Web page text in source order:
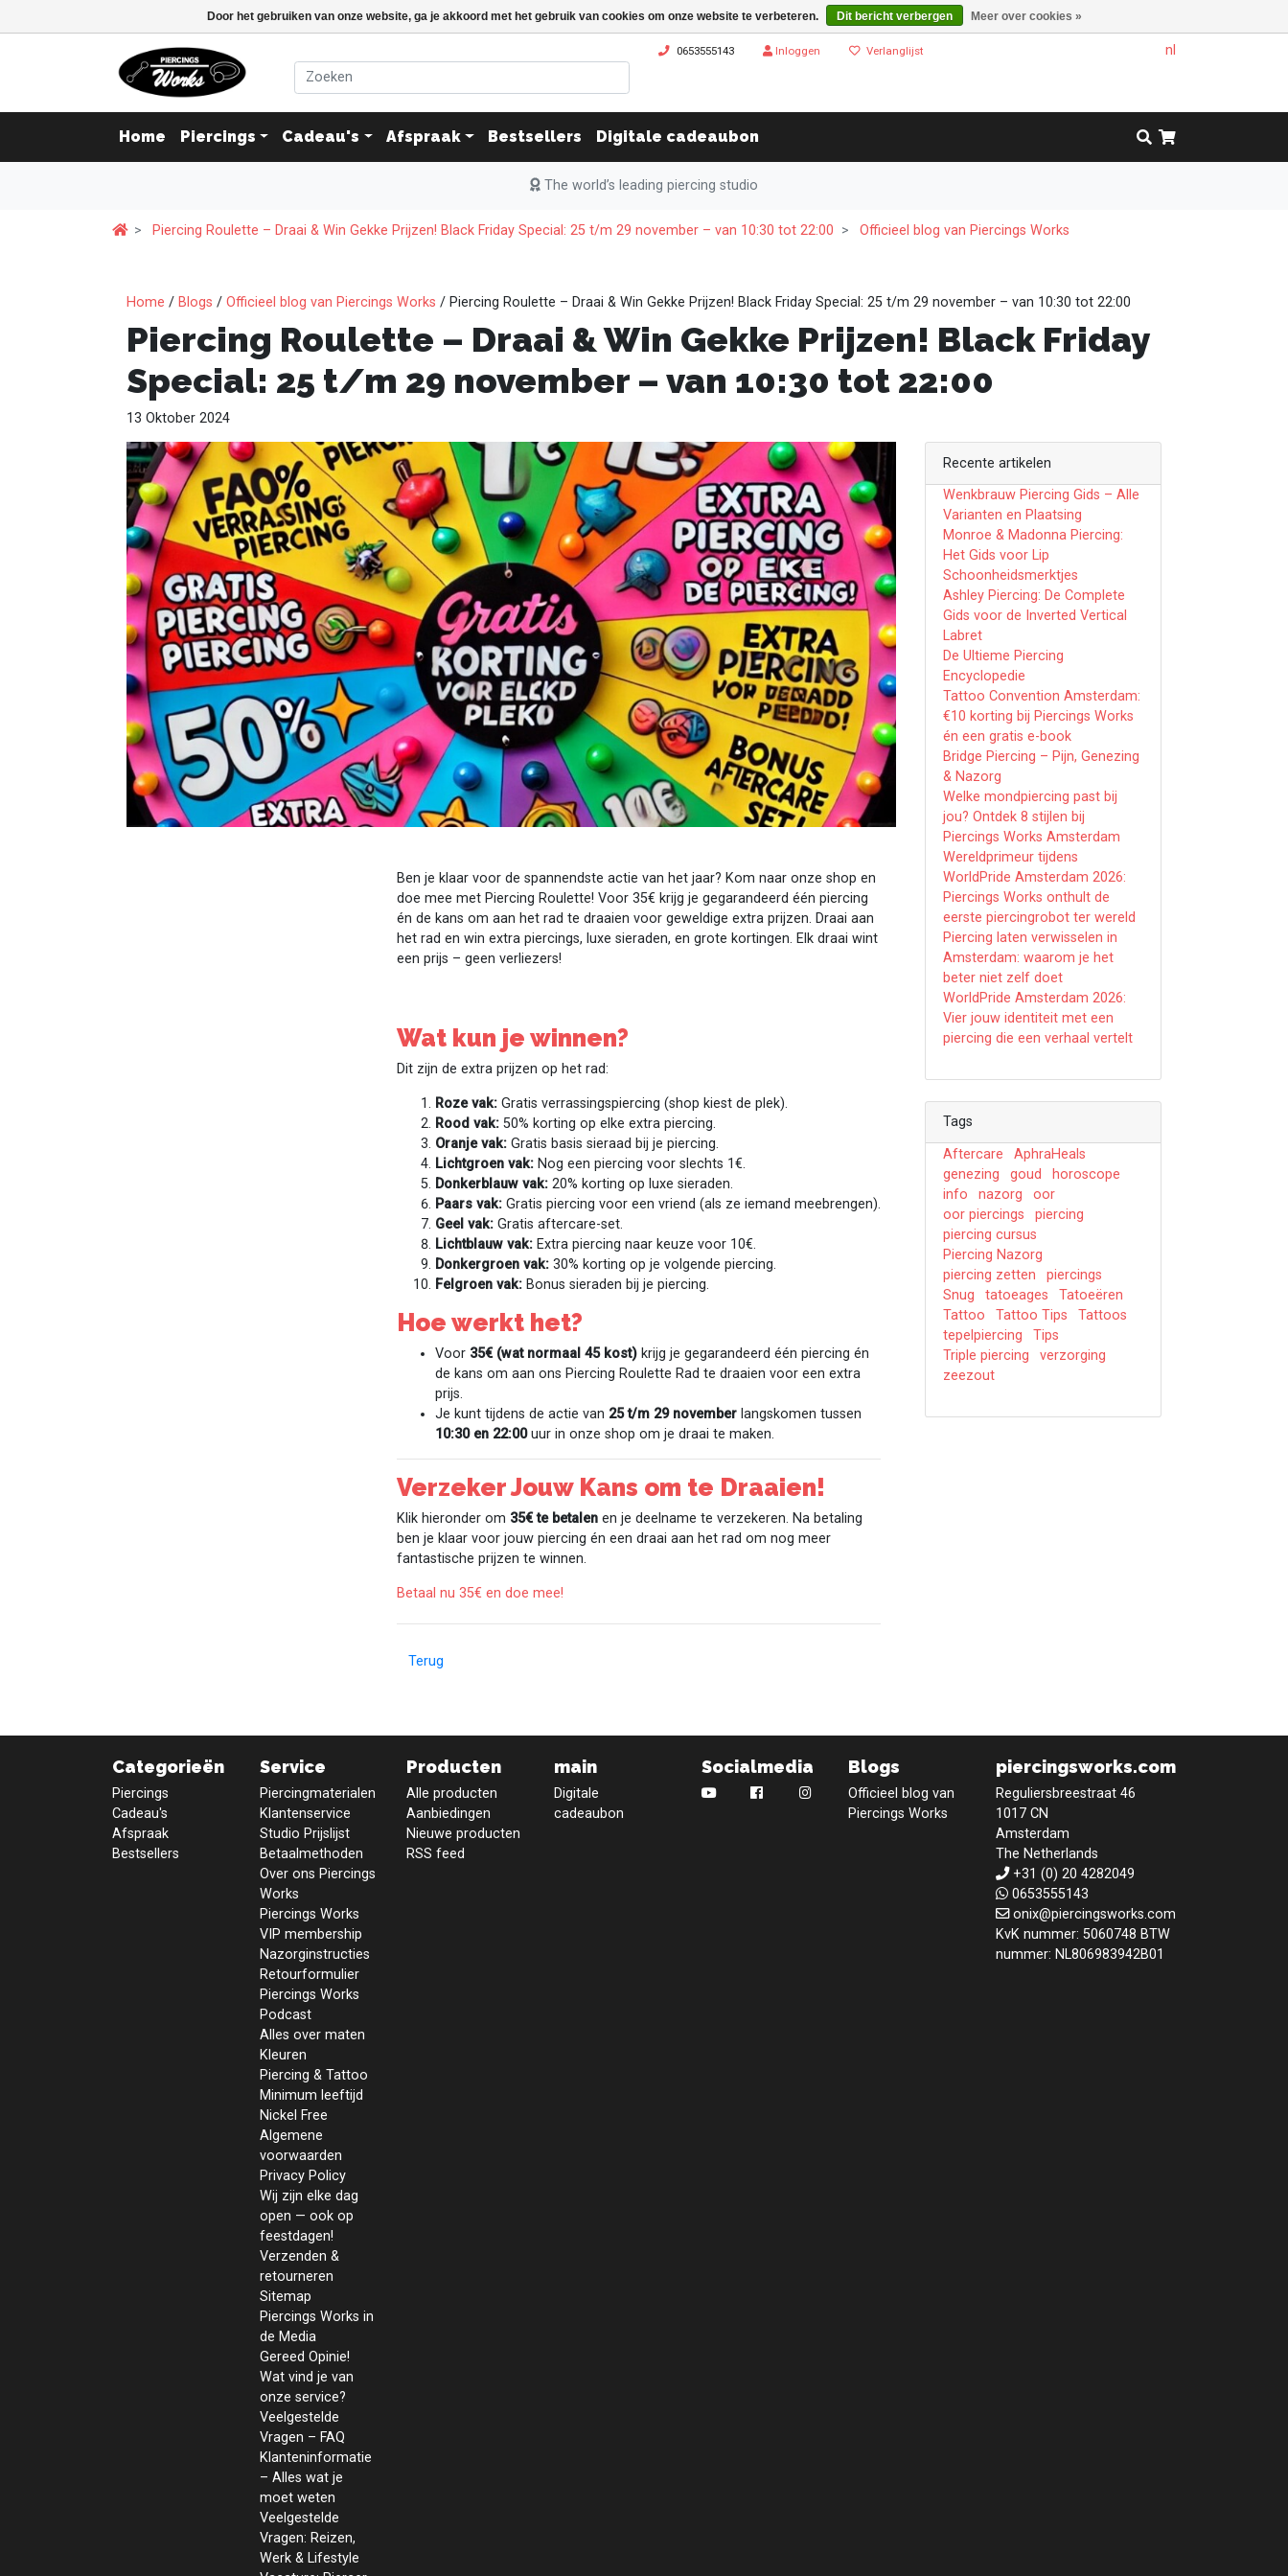
Door het gebruiken van onze website, ga je akkoord met het gebruik van cookies om onze website te verbeteren. Dit bericht verbergen Meer over cookies »
0653555143 Inloggen Verlanglijst nl
Home Piercings Cadeau's Afspraak Bestsellers Digitale cadeaubon
The world’s leading piercing studio
Piercing Roulette – Draai & Win Gekke Prijzen! Black Friday Special: 25 t/m 29 november – van 10:30 tot 22:00 Officieel blog van Piercings Works
Home / Blogs / Officieel blog van Piercings Works / Piercing Roulette – Draai & Win Gekke Prijzen! Black Friday Special: 25 t/m 29 november – van 10:30 tot 22:00
Piercing Roulette – Draai & Win Gekke Prijzen! Black Friday
Special: 25 t/m 29 november – van 10:30 tot 22:00
13 Oktober 2024
Ben je klaar voor de spannendste actie van het jaar? Kom naar onze shop en
doe mee met Piercing Roulette! Voor 35€ krijg je gegarandeerd één piercing
én de kans om aan het rad te draaien voor geweldige extra prijzen. Draai aan
het rad en win extra piercings, luxe sieraden, en grote kortingen. Elk draai wint
een prijs – geen verliezers!
Wat kun je winnen?
Dit zijn de extra prijzen op het rad:
Roze vak: Gratis verrassingspiercing (shop kiest de plek).
Rood vak: 50% korting op elke extra piercing.
Oranje vak: Gratis basis sieraad bij je piercing.
Lichtgroen vak: Nog een piercing voor slechts 1€.
Donkerblauw vak: 20% korting op luxe sieraden.
Paars vak: Gratis piercing voor een vriend (als ze iemand meebrengen).
Geel vak: Gratis aftercare-set.
Lichtblauw vak: Extra piercing naar keuze voor 10€.
Donkergroen vak: 30% korting op je volgende piercing.
Felgroen vak: Bonus sieraden bij je piercing.
Hoe werkt het?
Voor 35€ (wat normaal 45 kost) krijg je gegarandeerd één piercing én
de kans om aan ons Piercing Roulette Rad te draaien voor een extra
prijs.
Je kunt tijdens de actie van 25 t/m 29 november langskomen tussen
10:30 en 22:00uur in onze shop om je draai te maken.
Verzeker Jouw Kans om te Draaien!
Klik hieronder om 35€ te betalen en je deelname te verzekeren. Na betaling
ben je klaar voor jouw piercing én een draai aan het rad om nog meer
fantastische prijzen te winnen.
Betaal nu 35€ en doe mee!
Terug
Recente artikelen
Wenkbrauw Piercing Gids – Alle
Varianten en Plaatsing
Monroe & Madonna Piercing:
Het Gids voor Lip
Schoonheidsmerktjes
Ashley Piercing: De Complete
Gids voor de Inverted Vertical
Labret
De Ultieme Piercing
Encyclopedie
Tattoo Convention Amsterdam:
€10 korting bij Piercings Works
én een gratis e-book
Bridge Piercing – Pijn, Genezing
& Nazorg
Welke mondpiercing past bij
jou? Ontdek 8 stijlen bij
Piercings Works Amsterdam
Wereldprimeur tijdens
WorldPride Amsterdam 2026:
Piercings Works onthult de
eerste piercingrobot ter wereld
Piercing laten verwisselen in
Amsterdam: waarom je het
beter niet zelf doet
WorldPride Amsterdam 2026:
Vier jouw identiteit met een
piercing die een verhaal vertelt
Tags
Aftercare
AphraHeals
genezing
goud
horoscope
info
nazorg
oor
oor piercings
piercing
piercing cursus
Piercing Nazorg
piercing zetten
piercings
Snug
tatoeages
Tatoeëren
Tattoo
Tattoo Tips
Tattoos
tepelpiercing
Tips
Triple piercing
verzorging
zeezout
Categorieën
Piercings
Cadeau's
Afspraak
Bestsellers
Service
Piercingmaterialen
Klantenservice
Studio Prijslijst
Betaalmethoden
Over ons Piercings
Works
Piercings Works
VIP membership
Nazorginstructies
Retourformulier
Piercings Works
Podcast
Alles over maten
Kleuren
Piercing & Tattoo
Minimum leeftijd
Nickel Free
Algemene
voorwaarden
Privacy Policy
Wij zijn elke dag
open — ook op
feestdagen!
Verzenden &
retourneren
Sitemap
Piercings Works in
de Media
Gereed Opinie!
Wat vind je van
onze service?
Veelgestelde
Vragen – FAQ
Klanteninformatie
– Alles wat je
moet weten
Veelgestelde
Vragen: Reizen,
Werk & Lifestyle
Producten
Alle producten
Aanbiedingen
Nieuwe producten
RSS feed
main
Digitale
cadeaubon
Socialmedia Blogs
Officieel blog van
Piercings Works
piercingsworks.com
Reguliersbreestraat 46
1017 CN
Amsterdam
The Netherlands
+31 (0) 20 4282049
0653555143
onix@piercingsworks.com
KvK nummer: 5060748 BTW
nummer: NL806983942B01